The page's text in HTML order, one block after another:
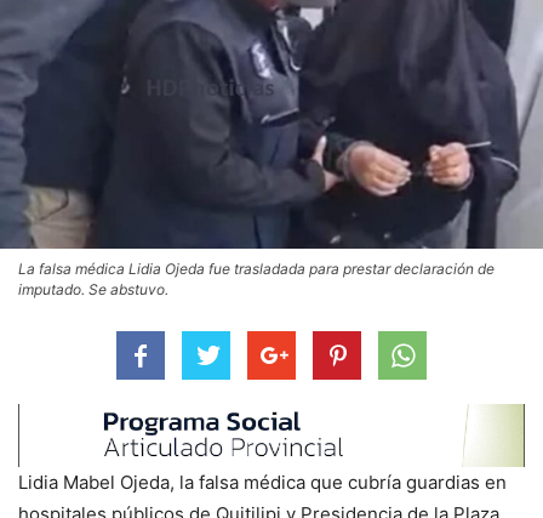
La falsa médica Lidia Ojeda fue trasladada para prestar declaración de
imputado. Se abstuvo.
Lidia Mabel Ojeda, la falsa médica que cubría guardias en